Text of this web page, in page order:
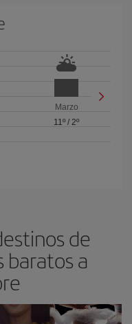
Marzo
11º /2º
de
baratos a